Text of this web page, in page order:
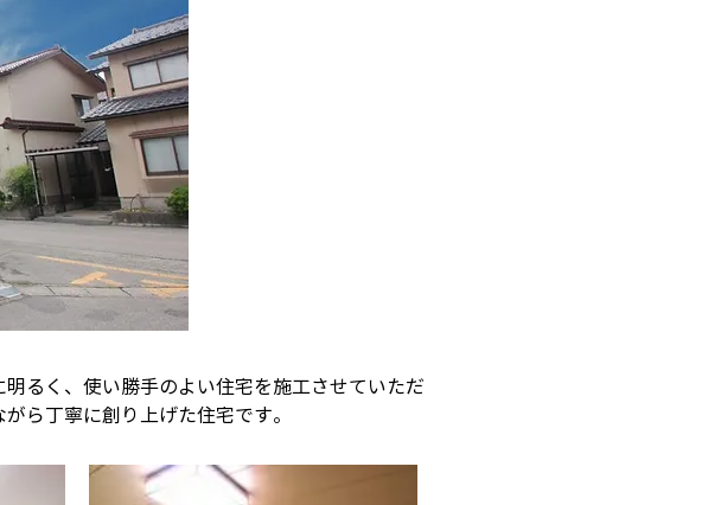
るく、使い勝手のよい住宅を施工させていただ
ら丁寧に創り上げた住宅です。